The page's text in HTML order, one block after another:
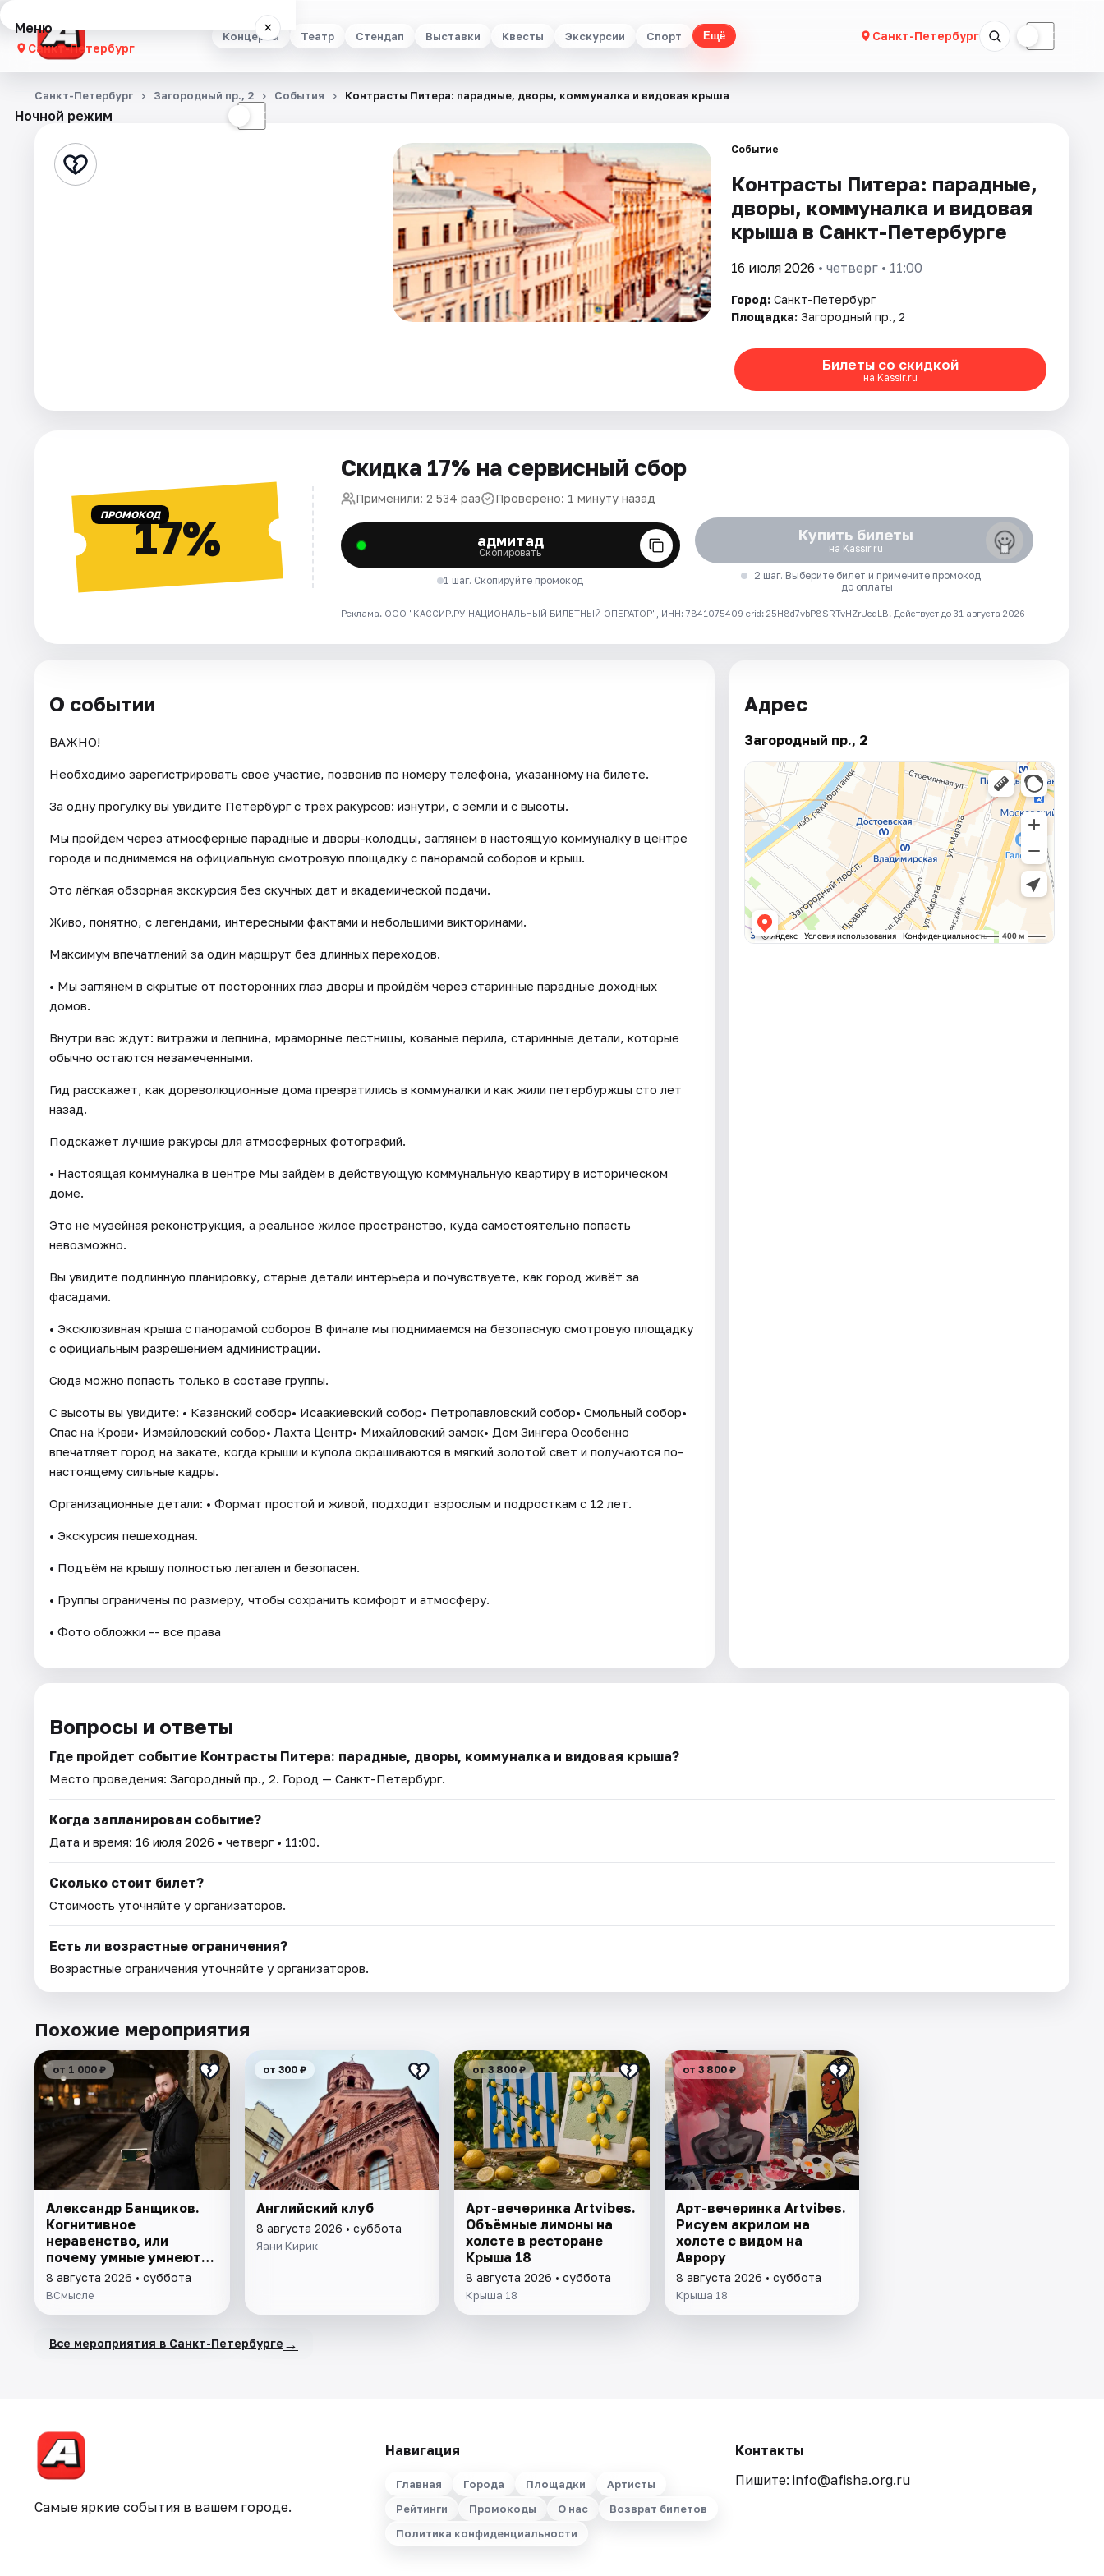
Концерты Театр Стендап Выставки Квесты Экскурсии Спорт Ещё Санкт-Петербург ☾
Меню ×
Санкт-Петербург
Концерты
Стендап
Города
Рейтинги
Ночной режим ☾
Санкт-Петербург Загородный пр., 2 События Контрасты Питера: парадные, дворы, коммуналка и видовая крыша
Событие
Контрасты Питера: парадные,
дворы, коммуналка и видовая
крыша в Санкт-Петербурге
16 июля 2026 • четверг • 11:00
Город: Санкт-Петербург
Площадка: Загородный пр., 2
Билеты со скидкой
на Kassir.ru
ПРОМОКОД17%
Скидка 17% на сервисный сбор
Применили: 2 534 раз Проверено: 1 минуту назад
адмитад
Скопировать
1 шаг. Скопируйте промокод
Купить билеты
на Kassir.ru
2 шаг. Выберите билет и примените промокод
до оплаты
Реклама. ООО "КАССИР.РУ-НАЦИОНАЛЬНЫЙ БИЛЕТНЫЙ ОПЕРАТОР", ИНН: 7841075409 erid: 25H8d7vbP8SRTvHZrUcdLB. Действует до 31 августа 2026
О событии
ВАЖНО!
Необходимо зарегистрировать свое участие, позвонив по номеру телефона, указанному на билете.
За одну прогулку вы увидите Петербург с трёх ракурсов: изнутри, с земли и с высоты.
Мы пройдём через атмосферные парадные и дворы-колодцы, заглянем в настоящую коммуналку в центре
города и поднимемся на официальную смотровую площадку с панорамой соборов и крыш.
Это лёгкая обзорная экскурсия без скучных дат и академической подачи.
Живо, понятно, с легендами, интересными фактами и небольшими викторинами.
Максимум впечатлений за один маршрут без длинных переходов.
• Мы заглянем в скрытые от посторонних глаз дворы и пройдём через старинные парадные доходных
домов.
Внутри вас ждут: витражи и лепнина, мраморные лестницы, кованые перила, старинные детали, которые
обычно остаются незамеченными.
Гид расскажет, как дореволюционные дома превратились в коммуналки и как жили петербуржцы сто лет
назад.
Подскажет лучшие ракурсы для атмосферных фотографий.
• Настоящая коммуналка в центре Мы зайдём в действующую коммунальную квартиру в историческом
доме.
Это не музейная реконструкция, а реальное жилое пространство, куда самостоятельно попасть
невозможно.
Вы увидите подлинную планировку, старые детали интерьера и почувствуете, как город живёт за
фасадами.
• Эксклюзивная крыша с панорамой соборов В финале мы поднимаемся на безопасную смотровую площадку
с официальным разрешением администрации.
Сюда можно попасть только в составе группы.
С высоты вы увидите: • Казанский собор• Исаакиевский собор• Петропавловский собор• Смольный собор•
Спас на Крови• Измайловский собор• Лахта Центр• Михайловский замок• Дом Зингера Особенно
впечатляет город на закате, когда крыши и купола окрашиваются в мягкий золотой свет и получаются по-
настоящему сильные кадры.
Организационные детали: • Формат простой и живой, подходит взрослым и подросткам с 12 лет.
• Экскурсия пешеходная.
• Подъём на крышу полностью легален и безопасен.
• Группы ограничены по размеру, чтобы сохранить комфорт и атмосферу.
• Фото обложки -- все права
Адрес
Загородный пр., 2
Вопросы и ответы
Где пройдет событие Контрасты Питера: парадные, дворы, коммуналка и видовая крыша?
Место проведения: Загородный пр., 2. Город — Санкт-Петербург.
Когда запланирован событие?
Дата и время: 16 июля 2026 • четверг • 11:00.
Сколько стоит билет?
Стоимость уточняйте у организаторов.
Есть ли возрастные ограничения?
Возрастные ограничения уточняйте у организаторов.
Похожие мероприятия
от 1 000 ₽
Александр Банщиков.
Когнитивное
неравенство, или
почему умные умнеют, а
глупые глупеют
8 августа 2026 • суббота
ВСмысле
от 300 ₽
Английский клуб
8 августа 2026 • суббота
Яани Кирик
от 3 800 ₽
Арт-вечеринка Artvibes.
Объёмные лимоны на
холсте в ресторане
Крыша 18
8 августа 2026 • суббота
Крыша 18
от 3 800 ₽
Арт-вечеринка Artvibes.
Рисуем акрилом на
холсте с видом на
Аврору
8 августа 2026 • суббота
Крыша 18
Все мероприятия в Санкт-Петербурге →
Самые яркие события в вашем городе.
Навигация
Главная Города Площадки
Артисты
Рейтинги
Промокоды О нас
Возврат билетов
Политика конфиденциальности
Контакты
Пишите: info@afisha.org.ru